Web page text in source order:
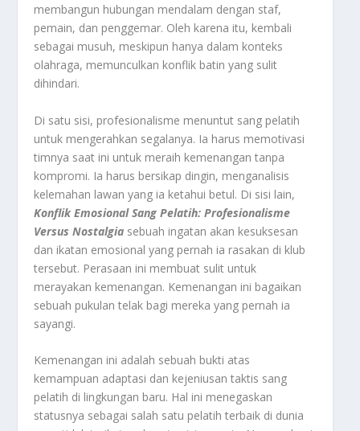
membangun hubungan mendalam dengan staf,
pemain, dan penggemar. Oleh karena itu, kembali
sebagai musuh, meskipun hanya dalam konteks
olahraga, memunculkan konflik batin yang sulit
dihindari.
Di satu sisi, profesionalisme menuntut sang pelatih
untuk mengerahkan segalanya. Ia harus memotivasi
timnya saat ini untuk meraih kemenangan tanpa
kompromi. Ia harus bersikap dingin, menganalisis
kelemahan lawan yang ia ketahui betul. Di sisi lain,
Konflik Emosional Sang Pelatih: Profesionalisme
Versus Nostalgia sebuah ingatan akan kesuksesan
dan ikatan emosional yang pernah ia rasakan di klub
tersebut. Perasaan ini membuat sulit untuk
merayakan kemenangan. Kemenangan ini bagaikan
sebuah pukulan telak bagi mereka yang pernah ia
sayangi.
Kemenangan ini adalah sebuah bukti atas
kemampuan adaptasi dan kejeniusan taktis sang
pelatih di lingkungan baru. Hal ini menegaskan
statusnya sebagai salah satu pelatih terbaik di dunia